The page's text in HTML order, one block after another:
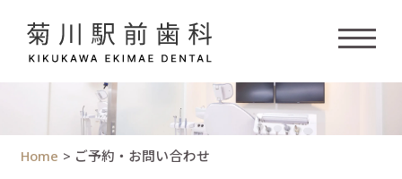
Home > ご予約・お問い合わせ